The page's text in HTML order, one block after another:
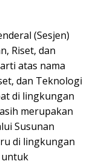
(Sesjen)
Riset, dan
atas nama
dan Teknologi
di lingkungan
merupakan
Susunan
di lingkungan
untuk